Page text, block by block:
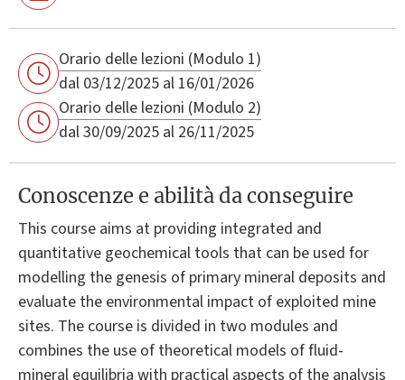
Orario delle lezioni (Modulo 1)
dal 03/12/2025 al 16/01/2026
Orario delle lezioni (Modulo 2)
dal 30/09/2025 al 26/11/2025
Conoscenze e abilità da conseguire
This course aims at providing integrated and
quantitative geochemical tools that can be used for
modelling the genesis of primary mineral deposits and
evaluate the environmental impact of exploited mine
sites. The course is divided in two modules and
combines the use of theoretical models of fluid-
mineral equilibria with practical aspects of the analysis